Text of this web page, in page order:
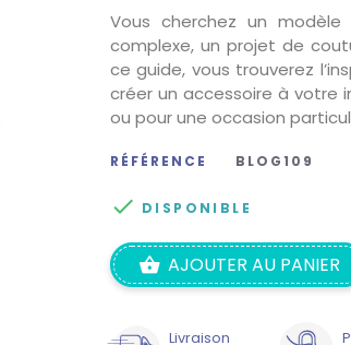
Vous cherchez un
complexe, un projet de
ce guide, vous trouverez
créer un accessoire à votre
ou pour une occasion
RÉFÉRENCE BLOG109
 DISPONIBLE
AJOUTER AU PANIER
Livraison